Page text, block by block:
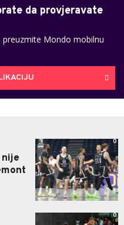
da provjeravate
Mondo mobilnu
0
0